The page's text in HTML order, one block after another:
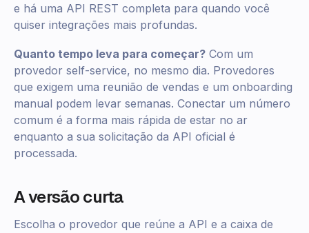
e há uma API REST completa para quando você
quiser integrações mais profundas.
Quanto tempo leva para começar? Com um
provedor self-service, no mesmo dia. Provedores
que exigem uma reunião de vendas e um onboarding
manual podem levar semanas. Conectar um número
comum é a forma mais rápida de estar no ar
enquanto a sua solicitação da API oficial é
processada.
A versão curta
Escolha o provedor que reúne a API e a caixa de